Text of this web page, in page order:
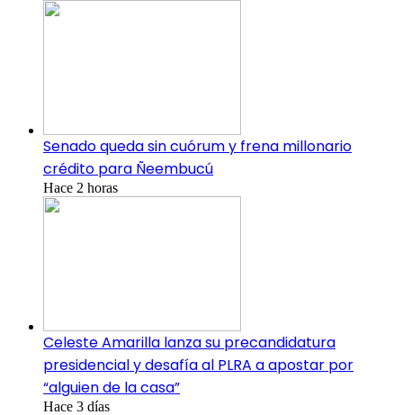
Senado queda sin cuórum y frena millonario
crédito para Ñeembucú
Hace 2 horas
Celeste Amarilla lanza su precandidatura
presidencial y desafía al PLRA a apostar por
“alguien de la casa”
Hace 3 días